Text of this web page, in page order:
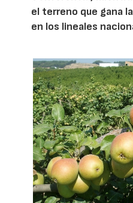
el terreno que gana
en los lineales